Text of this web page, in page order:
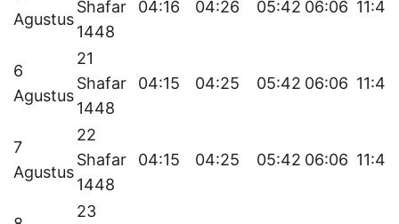
Agustus
Shafar
1448
04:16 04:26 05:42 06:06 11:41
6
Agustus
21
Shafar
1448
04:15 04:25 05:42 06:06 11:41
7
Agustus
22
Shafar
1448
04:15 04:25 05:42 06:06 11:40
23